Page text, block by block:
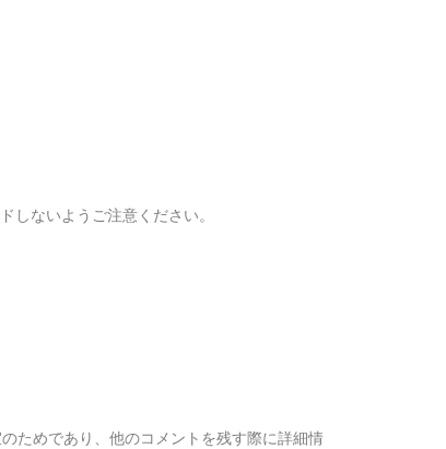
しないようご注意ください。
ためであり、他のコメントを残す際に詳細情